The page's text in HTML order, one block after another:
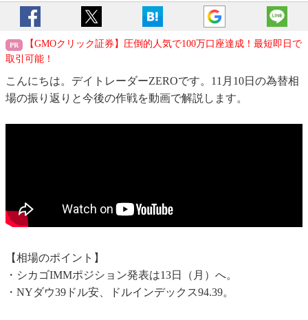
【GMOクリック証券】圧倒的人気で100万口座達成！最短即日で
取引可能！
こんにちは。デイトレーダーZEROです。11月10日の為替相
場の振り返りと今後の作戦を動画で解説します。
【相場のポイント】
・シカゴIMMポジション発表は13日（月）へ。
・NYダウ39ドル安、ドルインデックス94.39。